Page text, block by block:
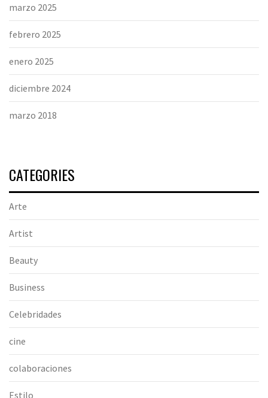
marzo 2025
febrero 2025
enero 2025
diciembre 2024
marzo 2018
CATEGORIES
Arte
Artist
Beauty
Business
Celebridades
cine
colaboraciones
Estilo